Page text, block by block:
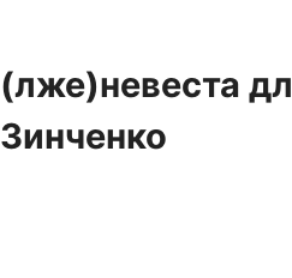
(лже)невеста
Зинченко